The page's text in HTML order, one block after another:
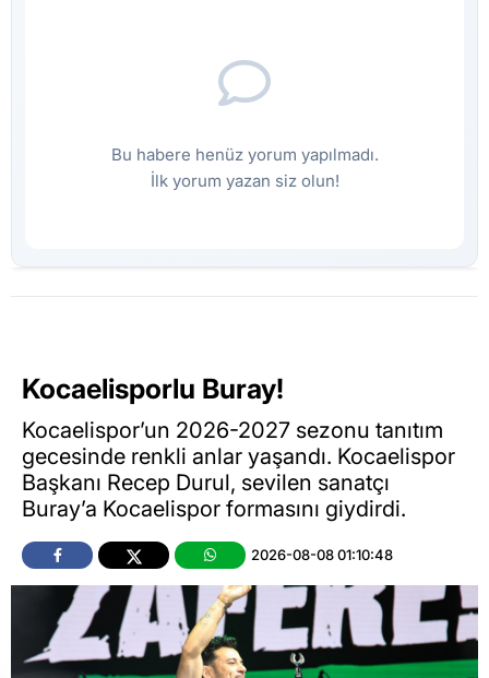
Bu habere henüz yorum yapılmadı.
İlk yorum yazan siz olun!
Kocaelisporlu Buray!
Kocaelispor’un 2026-2027 sezonu tanıtım
gecesinde renkli anlar yaşandı. Kocaelispor
Başkanı Recep Durul, sevilen sanatçı
Buray’a Kocaelispor formasını giydirdi.
2026-08-08 01:10:48